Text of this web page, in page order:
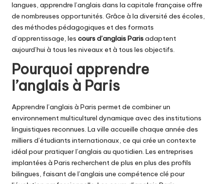
langues, apprendre l’anglais dans la capitale française offre
de nombreuses opportunités. Grâce à la diversité des écoles,
des méthodes pédagogiques et des formats
d’apprentissage, les cours d’anglais Parisadaptent
aujourd’hui à tous les niveaux et à tous les objectifs.
Pourquoi apprendre
l’anglais à Paris
Apprendre l’anglais à Paris permet de combiner un
environnement multiculturel dynamique avec des institutions
linguistiques reconnues. La ville accueille chaque année des
milliers d’étudiants internationaux, ce qui crée un contexte
idéal pour pratiquer l’anglais au quotidien. Les entreprises
implantées à Paris recherchent de plus en plus des profils
bilingues, faisant de l’anglais une compétence clé pour